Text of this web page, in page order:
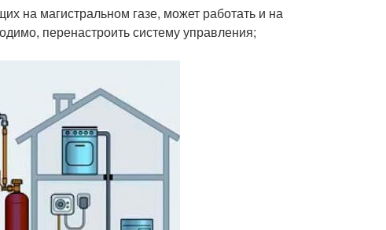
на магистральном газе, может работать и на
перенастроить систему управления;